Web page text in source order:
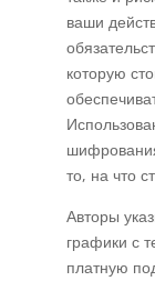
ваши
которую
то, на что
Авторы
графики с
платную